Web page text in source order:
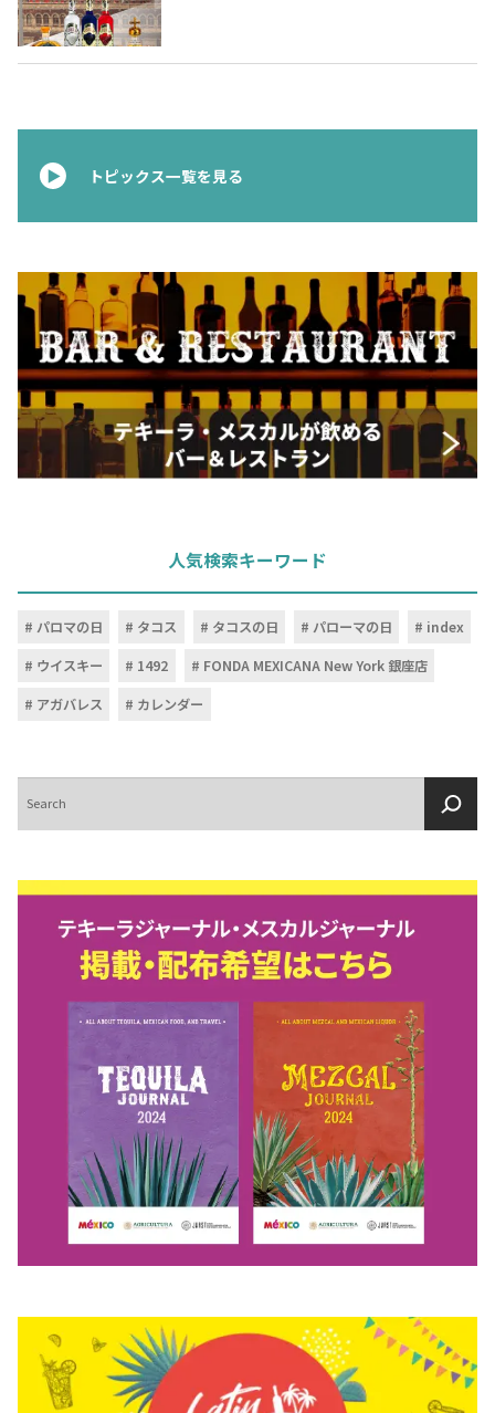
トピックス一覧を見る
人気検索キーワード
パロマの日 タコス タコスの日 パローマの日
index
ウイスキー
1492
FONDA MEXICANA New York 銀座店
アガバレス
カレンダー
索